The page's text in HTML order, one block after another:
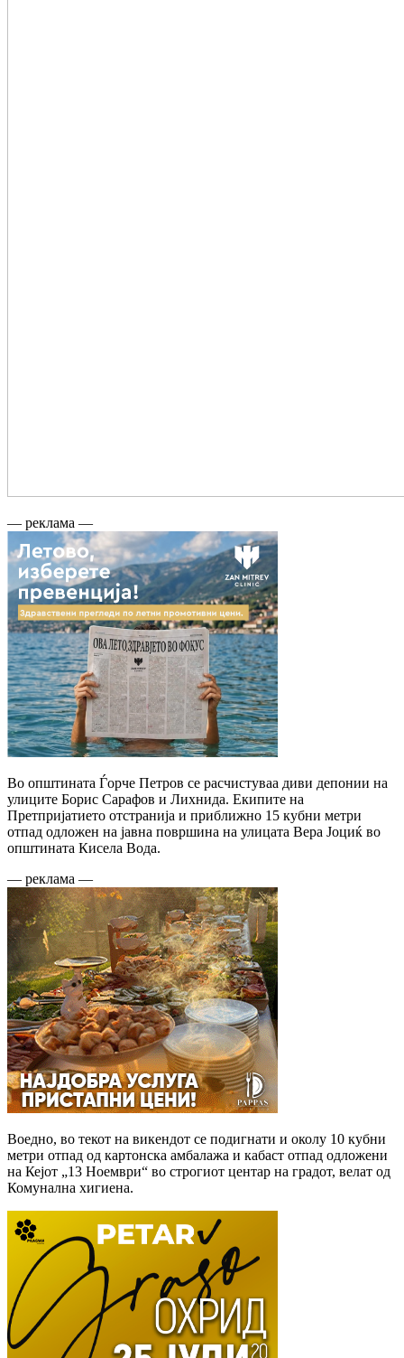
— реклама —
Во општината Ѓорче Петров се расчистуваа диви депонии на
улиците Борис Сарафов и Лихнида. Екипите на
Претпријатието отстранија и приближно 15 кубни метри
отпад одложен на јавна површина на улицата Вера Јоциќ во
општината Кисела Вода.
— реклама —
Воедно, во текот на викендот се подигнати и околу 10 кубни
метри отпад од картонска амбалажа и кабаст отпад одложени
на Кејот „13 Ноември“ во строгиот центар на градот, велат од
Комунална хигиена.